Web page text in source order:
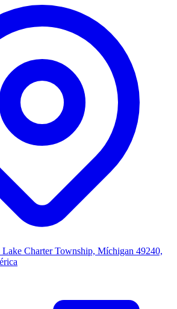
Charter Township, Míchigan 49240,